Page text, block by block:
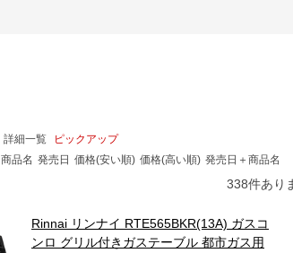
詳細一覧
ピックアップ
商品名 発売日 価格(安い順) 価格(高い順) 発売日＋商品名
338件あり
Rinnai リンナイ RTE565BKR(13A) ガスコ
ンロ グリル付きガステーブル 都市ガス用